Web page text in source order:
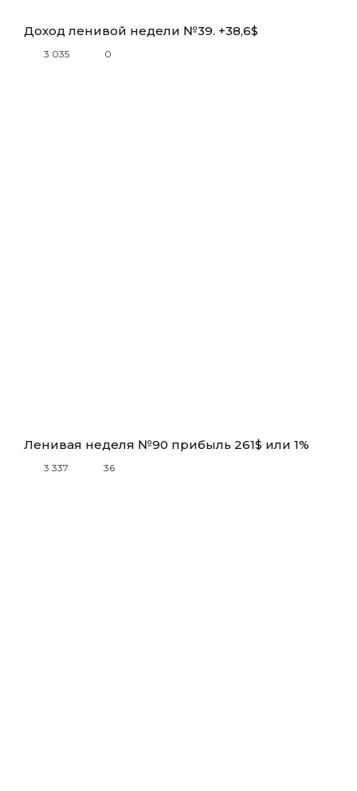
Доход ленивой недели №39. +38,6$
3 035 0
Ленивая неделя №90 прибыль 261$ или 1%
3 337 36